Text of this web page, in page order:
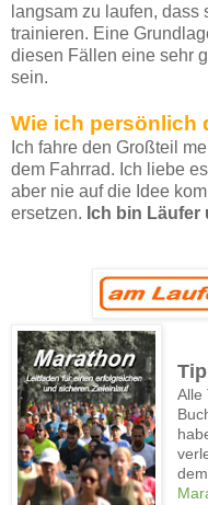
langsam zu laufen,
trainieren. Eine
diesen Fällen eine sehr
sein.
Wie ich persönlich
Ich fahre den Großteil
dem Fahrrad. Ich liebe
aber nie auf die Idee
ersetzen. Ich bin Läufer
Alle